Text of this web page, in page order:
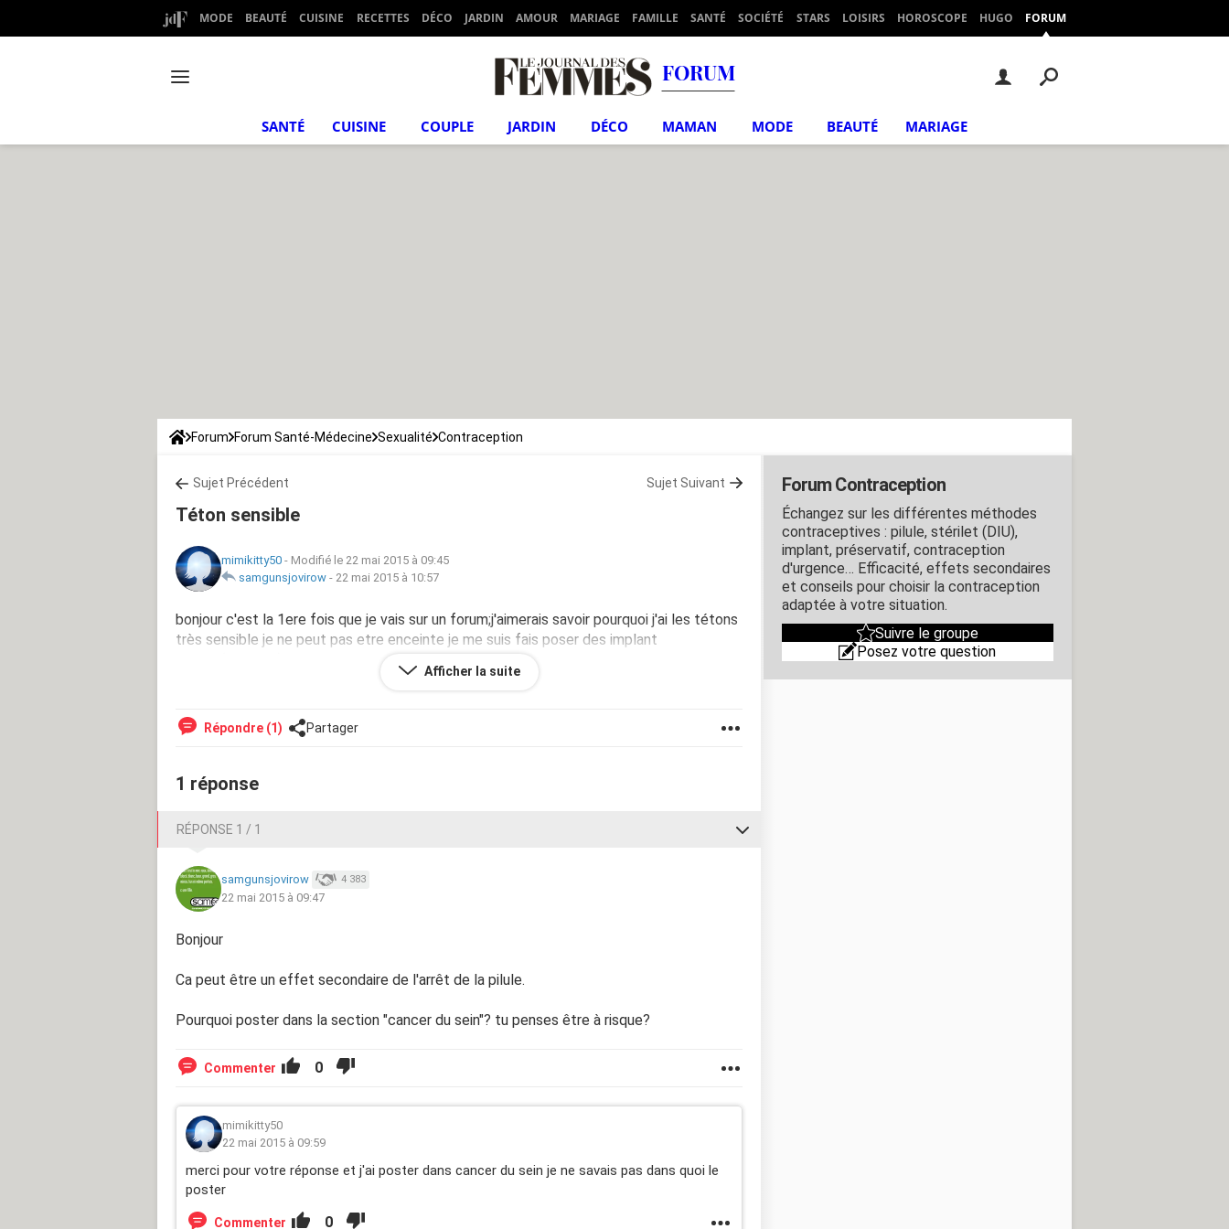
MODE BEAUTÉ CUISINE RECETTES DÉCO JARDIN AMOUR MARIAGE FAMILLE SANTÉ SOCIÉTÉ STARS LOISIRS HOROSCOPE HUGO FORUM
FORUM
SANTÉ CUISINE COUPLE JARDIN DÉCO MAMAN MODE BEAUTÉ MARIAGE
Forum Forum Santé-Médecine Sexualité Contraception
Sujet Précédent Sujet Suivant
Téton sensible
mimikitty50 - Modifié le 22 mai 2015 à 09:45
samgunsjovirow - 22 mai 2015 à 10:57
bonjour c'est la 1ere fois que je vais sur un forum;j'aimerais savoir pourquoi j'ai les tétons
très sensible je ne peut pas etre enceinte je me suis fais poser des implant
je ne supporte pas le frottement de mes vetement! merci d'avance
Afficher la suite
Répondre (1) Partager
1 réponse
RÉPONSE 1 / 1
samgunsjovirow 4 383
22 mai 2015 à 09:47
Bonjour
Ca peut être un effet secondaire de l'arrêt de la pilule.
Pourquoi poster dans la section "cancer du sein"? tu penses être à risque?
Commenter 0
mimikitty50
22 mai 2015 à 09:59
merci pour votre réponse et j'ai poster dans cancer du sein je ne savais pas dans quoi le
poster
Commenter 0
Forum Contraception
Échangez sur les différentes méthodes
contraceptives : pilule, stérilet (DIU),
implant, préservatif, contraception
d'urgence… Efficacité, effets secondaires
et conseils pour choisir la contraception
adaptée à votre situation.
Suivre le groupe
Posez votre question